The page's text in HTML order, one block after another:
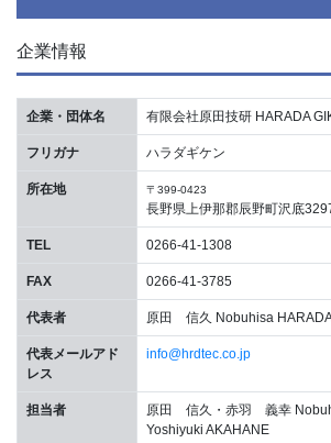
企業情報
企業・団体名 有限会社原田技研 HARADA
フリガナ ハラダギケン
所在地 〒399-0423
長野県上伊那郡辰野町沢底
TEL 0266-41-1308
FAX 0266-41-3785
代表者 原田 信久 Nobuhisa
代表メールアド
レス
info@hrdtec.co.jp
担当者
原田 信久・赤羽 義幸
Yoshiyuki AKAHANE